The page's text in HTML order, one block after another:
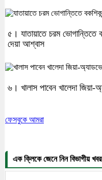
৫। যাতায়াতে চরম ভোগান্তিতে
দেয়া আশ্বাস
৬। খালাস পাবেন খালেদা
ফেসবুকে আমরা
এক ক্লিকে জেনে নিন বিভাগীয় খবর